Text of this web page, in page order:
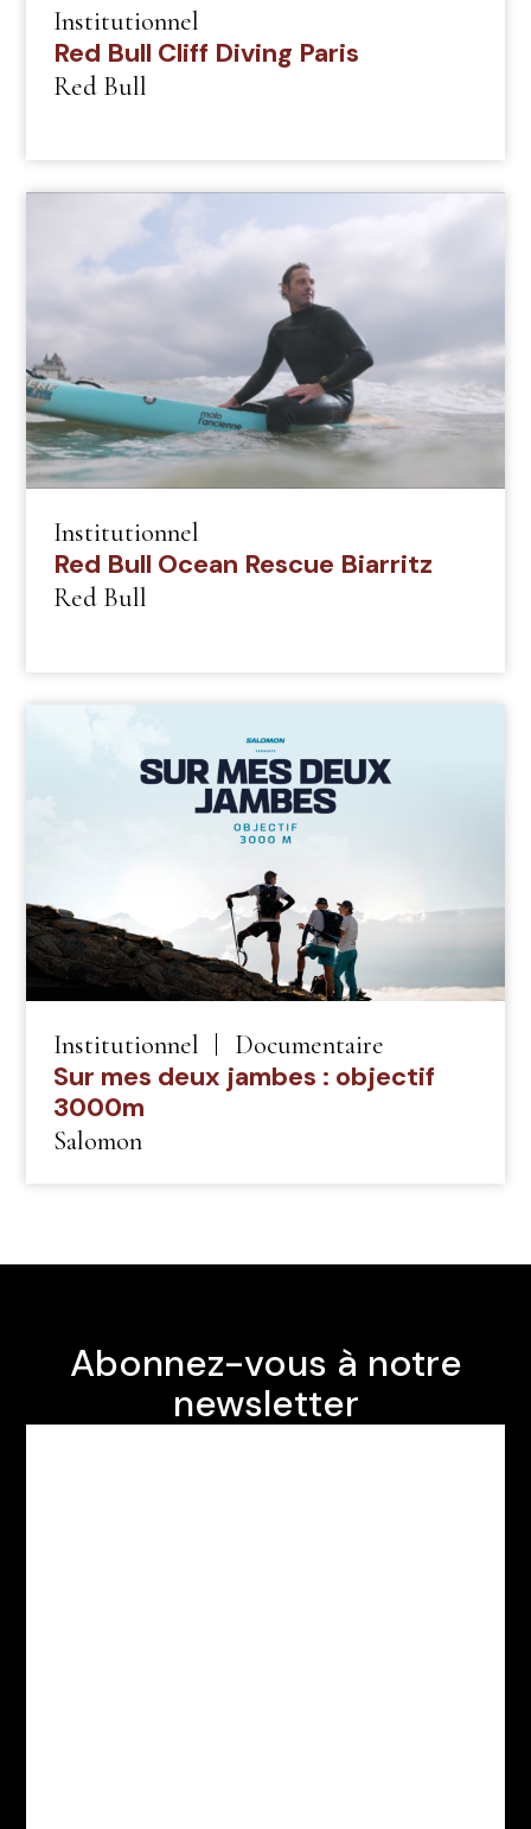
Institutionnel
Red Bull Cliff Diving Paris
Red Bull
Institutionnel
Red Bull Ocean Rescue Biarritz
Red Bull
Institutionnel Documentaire
Sur mes deux jambes : objectif
3000m
Salomon
Abonnez-vous à notre
newsletter